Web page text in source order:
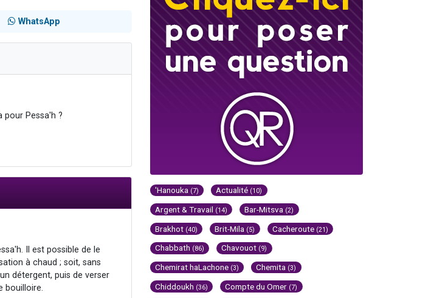
WhatsApp
pour Pessa'h ?
Il est possible de le
à chaud ; soit, sans
détergent, puis de verser
bouilloire.
'Hanouka (7) Actualité (10)
Argent & Travail (14) Bar-Mitsva (2)
Brakhot (40) Brit-Mila (5) Cacheroute (21)
Chabbath (86) Chavouot (9)
Chemirat haLachone (3) Chemita (3)
Chiddoukh (36) Compte du Omer (7)